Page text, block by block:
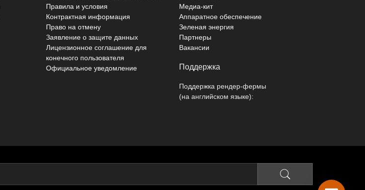
Правила и условия
Контрактная информация
Право на отмену
Заявление о защите данных
Лицензионное соглашение для
конечного пользователя
Официальное уведомление
Медиа-кит
Аппаратное обеспечение
Зеленая энергия
Партнеры
Вакансии
Поддержка
Поддержка рендер-фермы
(на английском языке):